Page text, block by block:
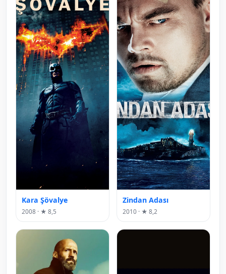
Kara Şövalye
2008 · ★ 8,5
Zindan Adası
2010 · ★ 8,2